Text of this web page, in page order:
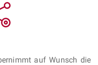
auf Wunsch die